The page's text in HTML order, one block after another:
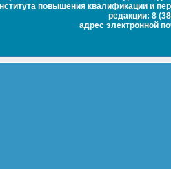
повышения квалификации и
редакции: 8
адрес электронной